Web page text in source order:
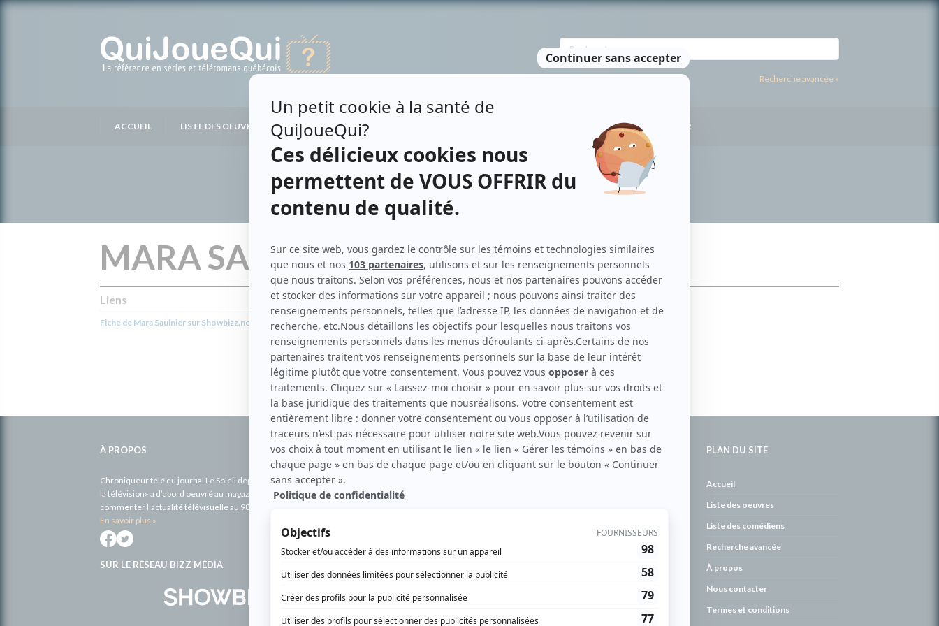
Recherche avancée »
ACCUEIL LISTE DES OEUVRES LISTE DES PERSONNES NOUS CONTACTER
MARA SAULNIER
Liens
Fiche de Mara Saulnier sur Showbizz.net
Personnages
Bedaine (Julie en 1983)
À PROPOS
Chroniqueur télé du journal Le Soleil depuis 2001, Richard Therrien carbure à son petit écran. Celui qu’on surnomme parfois «l’encyclopédie de
la télévision» a d’abord oeuvré au magazine TV Hebdo de 1996 à 2001. Sa spécialité: la télé québécoise. On peut l’entendre régulièrement
commenter l’actualité télévisuelle au 98,5.
En savoir plus »
SUR LE RÉSEAU BIZZ MÉDIA
PLAN DU SITE
Accueil
Liste des oeuvres
Liste des comédiens
Recherche avancée
À propos
Nous contacter
Termes et conditions